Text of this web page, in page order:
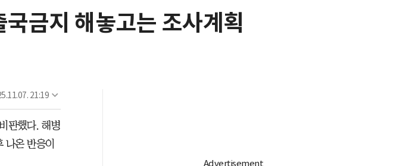
금지 해놓고는 조사계획
21:19
판했다. 해병
나온 반응이